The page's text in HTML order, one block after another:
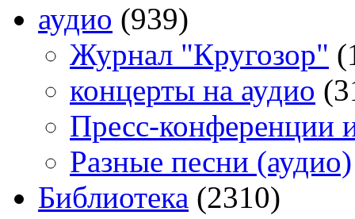
аудио (939)
Журнал "Кругозор"
концерты на аудио
Пресс-конференции
Разные песни (аудио)
Библиотека (2310)